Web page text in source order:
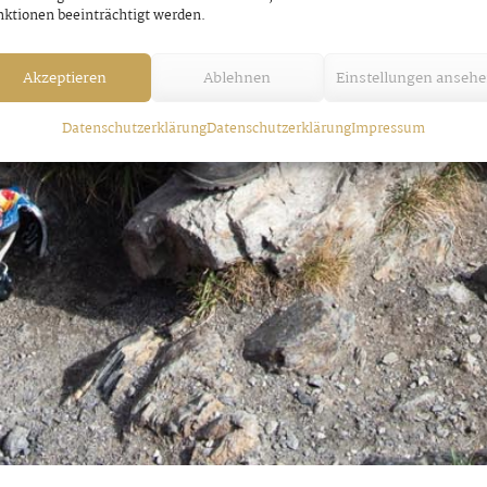
beeinträchtigt werden.
Akzeptieren Ablehnen Einstellungen
DatenschutzerklärungDatenschutzerklärungImpressum